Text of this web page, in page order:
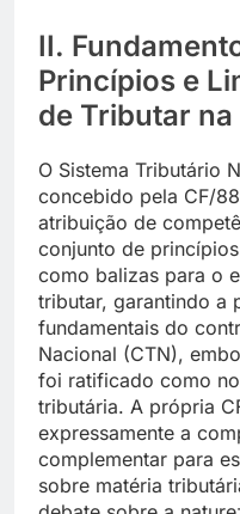
II.
Princípios e
de Tributar na
O Sistema Tributário
concebido pela CF/
atribuição de
conjunto de
como balizas para o
tributar, garantindo a
fundamentais do
Nacional (CTN),
foi ratificado como
tributária. A própria
expressamente a
complementar para
sobre matéria